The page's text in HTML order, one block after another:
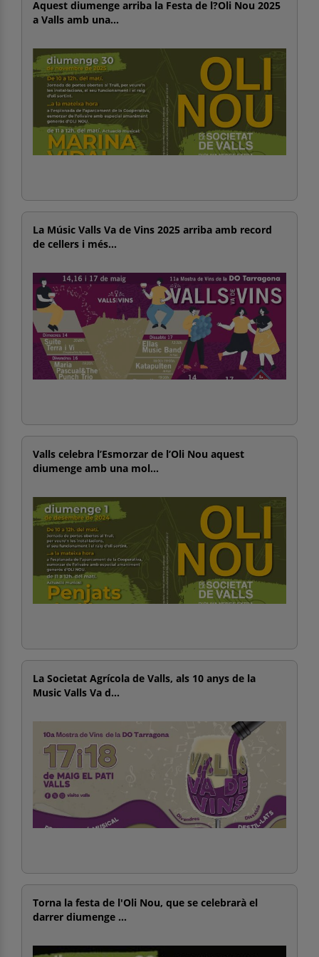
Aquest diumenge arriba la Festa de l?Oli Nou 2025
a Valls amb una...
La Músic Valls Va de Vins 2025 arriba amb record
de cellers i més...
Valls celebra l’Esmorzar de l’Oli Nou aquest
diumenge amb una mol...
La Societat Agrícola de Valls, als 10 anys de la
Music Valls Va d...
Torna la festa de l'Oli Nou, que se celebrarà el
darrer diumenge ...